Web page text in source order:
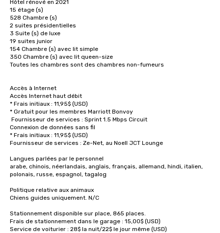
Hôtel rénové en 2021
15 étage (s)
528 Chambre (s)
2 suites présidentielles
3 Suite (s) de luxe
19 suites junior
154 Chambre (s) avec lit simple
350 Chambre (s) avec lit queen-size
Toutes les chambres sont des chambres non-fumeurs
Accès à Internet
Accès Internet haut débit
* Frais initiaux : 11,95$ (USD)
* Gratuit pour les membres Marriott Bonvoy
Connexion de données sans fil
* Frais initiaux : 11,95$ (USD)
Fournisseur de services : Ze-Net, au Noell JCT Lounge
Langues parlées par le personnel
arabe, chinois, néerlandais, anglais, français, allemand, hindi, italien,
polonais, russe, espagnol, tagalog
Politique relative aux animaux
Chiens guides uniquement. N/C
Stationnement disponible sur place, 865 places.
Frais de stationnement dans le garage : 15,00$ (USD)
Service de voiturier : 28$ la nuit/22$ le jour même (USD)